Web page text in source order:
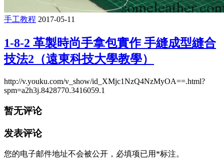
手工教程 2017-05-11
1-8-2 革製時尚手拿包實作 手縫成型縫合
技法2（遠東科技大學教學）
http://v.youku.com/v_show/id_XMjc1NzQ4NzMyOA==.html?
spm=a2h3j.8428770.3416059.1
暂无评论
发表评论
您的电子邮件地址不会被公开， 必填项已用 *标注。